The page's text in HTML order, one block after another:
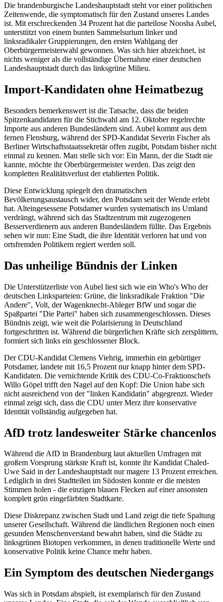
Die brandenburgische Landeshauptstadt steht vor einer politischen
Zeitenwende, die symptomatisch für den Zustand unseres Landes
ist. Mit erschreckenden 34 Prozent hat die parteilose Noosha Aubel,
unterstützt von einem bunten Sammelsurium linker und
linksradikaler Gruppierungen, den ersten Wahlgang der
Oberbürgermeisterwahl gewonnen. Was sich hier abzeichnet, ist
nichts weniger als die vollständige Übernahme einer deutschen
Landeshauptstadt durch das linksgrüne Milieu.
Import-Kandidaten ohne Heimatbezug
Besonders bemerkenswert ist die Tatsache, dass die beiden
Spitzenkandidaten für die Stichwahl am 12. Oktober regelrechte
Importe aus anderen Bundesländern sind. Aubel kommt aus dem
fernen Flensburg, während der SPD-Kandidat Severin Fischer als
Berliner Wirtschaftsstaatssekretär offen zugibt, Potsdam bisher nicht
einmal zu kennen. Man stelle sich vor: Ein Mann, der die Stadt nie
kannte, möchte ihr Oberbürgermeister werden. Das zeigt den
kompletten Realitätsverlust der etablierten Politik.
Diese Entwicklung spiegelt den dramatischen
Bevölkerungsaustausch wider, den Potsdam seit der Wende erlebt
hat. Alteingesessene Potsdamer wurden systematisch ins Umland
verdrängt, während sich das Stadtzentrum mit zugezogenen
Besserverdienern aus anderen Bundesländern füllte. Das Ergebnis
sehen wir nun: Eine Stadt, die ihre Identität verloren hat und von
ortsfremden Politikern regiert werden soll.
Das unheilige Bündnis der Linken
Die Unterstützerliste von Aubel liest sich wie ein Who's Who der
deutschen Linksparteien: Grüne, die linksradikale Fraktion "Die
Andere", Volt, der Wagenknecht-Ableger BfW und sogar die
Spaßpartei "Die Partei" haben sich zusammengeschlossen. Dieses
Bündnis zeigt, wie weit die Polarisierung in Deutschland
fortgeschritten ist. Während die bürgerlichen Kräfte sich zersplittern,
formiert sich links ein geschlossener Block.
Der CDU-Kandidat Clemens Viehrig, immerhin ein gebürtiger
Potsdamer, landete mit 16,5 Prozent nur knapp hinter dem SPD-
Kandidaten. Die vernichtende Kritik des CDU-Co-Fraktionschefs
Willo Göpel trifft den Nagel auf den Kopf: Die Union habe sich
nicht ausreichend von der "linken Kandidatin" abgegrenzt. Wieder
einmal zeigt sich, dass die CDU unter Merz ihre konservative
Identität vollständig aufgegeben hat.
AfD trotz landesweiter Stärke chancenlos
Während die AfD in Brandenburg laut aktuellen Umfragen mit
großem Vorsprung stärkste Kraft ist, konnte ihr Kandidat Chaled-
Uwe Said in der Landeshauptstadt nur magere 13 Prozent erreichen.
Lediglich in drei Stadtteilen im Südosten konnte er die meisten
Stimmen holen - die einzigen blauen Flecken auf einer ansonsten
komplett grün eingefärbten Stadtkarte.
Diese Diskrepanz zwischen Stadt und Land zeigt die tiefe Spaltung
unserer Gesellschaft. Während die ländlichen Regionen noch einen
gesunden Menschenverstand bewahrt haben, sind die Städte zu
linksgrünen Biotopen verkommen, in denen traditionelle Werte und
konservative Politik keine Chance mehr haben.
Ein Symptom des deutschen Niedergangs
Was sich in Potsdam abspielt, ist exemplarisch für den Zustand